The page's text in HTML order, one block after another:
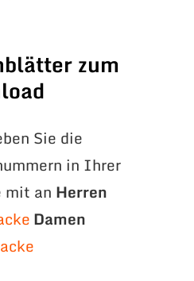
zum
Sie die
in Ihrer
mit an Herren
Damen